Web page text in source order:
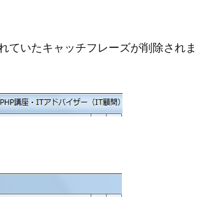
ていたキャッチフレーズが削除されま